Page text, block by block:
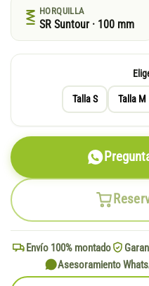
HORQUILLA
SR Suntour · 100 mm
Talla S Talla M
Envío 100% montado
Asesoramiento